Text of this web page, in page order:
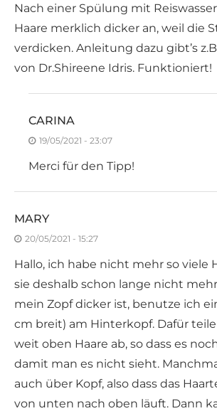
Nach einer Spülung mit
Haare merklich dicker an, weil die
verdicken. Anleitung dazu gibt’s
von Dr.Shireene Idris. Funktioniert!
CARINA
19/05/2021 - 23:07
Merci für den Tipp!
MARY
20/05/2021 - 15:27
Hallo, ich habe nicht mehr so viele
sie deshalb schon lange nicht
mein Zopf dicker ist, benutze ich
cm breit) am Hinterkopf. Dafür
weit oben Haare ab, so dass es
damit man es nicht sieht.
auch über Kopf, also dass das
von unten nach oben läuft. Dann